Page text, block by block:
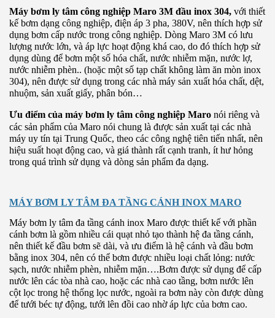
Máy bơm ly tâm công nghiệp Maro 3M đầu inox 304, với thiết
kế bơm dạng công nghiệp, điện áp 3 pha, 380V, nên thích hợp sử
dụng bơm cấp nước trong công nghiệp. Dòng Maro 3M có lưu
lượng nước lớn, và áp lực hoạt động khá cao, do đó thích hợp sử
dụng dùng để bơm một số hóa chất, nước nhiễm mặn, nước lợ,
nước nhiễm phèn.. (hoặc một số tạp chất không làm ăn mòn inox
304), nên được sử dụng trong các nhà máy sản xuất hóa chất, dệt,
nhuộm, sản xuất giấy, phân bón…
Ưu điểm của máy bơm ly tâm công nghiệp Maro nói riêng và
các sản phẩm của Maro nói chung là được sản xuất tại các nhà
máy uy tín tại Trung Quốc, theo các công nghệ tiên tiến nhất, nên
hiệu suất hoạt động cao, và giá thành rất cạnh tranh, ít hư hỏng
trong quá trình sử dụng và dòng sản phẩm đa dạng.
MÁY BƠM LY TÂM ĐA TẦNG CÁNH INOX MARO
Máy bơm ly tâm đa tầng cánh inox Maro được thiết kế với phần
cánh bơm là gồm nhiều cái quạt nhỏ tạo thành hệ đa tầng cánh,
nên thiết kế đầu bơm sẽ dài, và ưu điểm là hệ cánh và đầu bơm
bằng inox 304, nên có thể bơm được nhiều loại chất lỏng: nước
sạch, nước nhiễm phèn, nhiễm mặn….Bơm được sử dụng để cấp
nước lên các tòa nhà cao, hoặc các nhà cao tầng, bơm nước lên
cột lọc trong hệ thống lọc nước, ngoài ra bơm này còn được dùng
để tưới béc tự động, tưới lên đồi cao nhờ áp lực của bơm cao.